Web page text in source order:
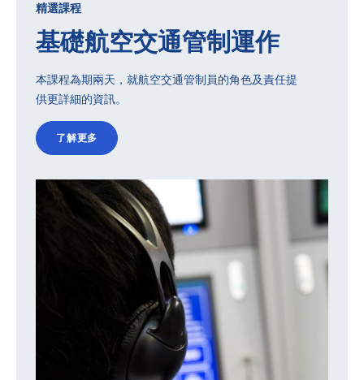
精選課程
基礎航空交通管制運作
本課程為期兩天，就航空交通管制員的角色及責任提
供更詳細的資訊。
了解更多